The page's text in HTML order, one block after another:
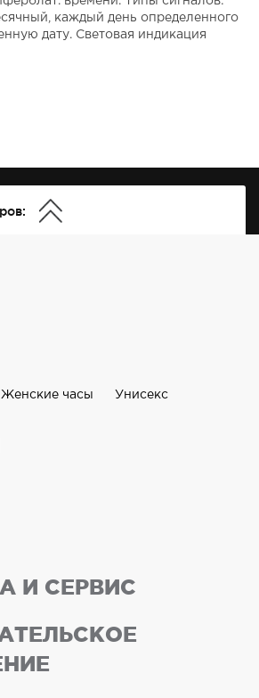
каждый день определенного
дату. Световая индикация
Женские часы Унисекс
И СЕРВИС